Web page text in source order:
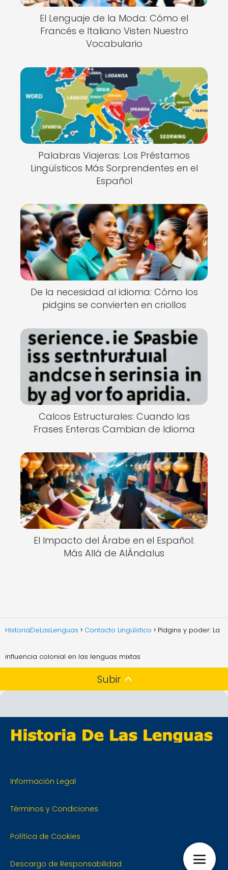
El Lenguaje de la Moda: Cómo el
Francés e Italiano Visten Nuestro
Vocabulario
Palabras Viajeras: Los Préstamos
Lingüísticos Más Sorprendentes en el
Español
De la necesidad al idioma: Cómo los
pidgins se convierten en criollos
Calcos Estructurales: Cuando las
Frases Enteras Cambian de Idioma
El Impacto del Árabe en el Español:
Más Allá de AlÁndalus
HistoriaDeLasLenguas Contacto Lingüístico Pidgins y poder: La
influencia colonial en las lenguas mixtas
Subir
Información Legal
Términos y Condiciones
Política de Cookies
Descargo de Responsabilidad